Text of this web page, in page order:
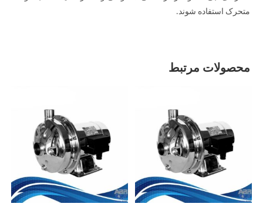
متحرک استفاده شوند.
محصولات مرتبط